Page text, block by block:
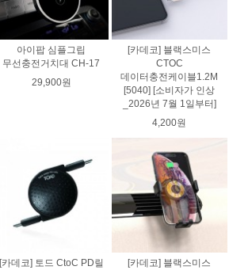
아이팝 심플그립
무선충전거치대 CH-17
29,900원
[카데코] 블랙스미스
CTOC
데이터충전케이블1.2M
[5040] [소비자가 인상
_2026년 7월 1일부터]
4,200원
[카데코] 토드 CtoC PD릴
[카데코] 블랙스미스